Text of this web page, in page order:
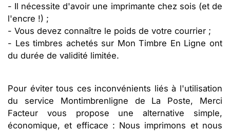
- Il nécessite d'avoir une imprimante chez sois (et de
l'encre !) ;
- Vous devez connaître le poids de votre courrier ;
- Les timbres achetés sur Mon Timbre En Ligne ont
du durée de validité limitée.
Pour éviter tous ces inconvénients liés à l'utilisation
du service Montimbrenligne de La Poste, Merci
Facteur vous propose une alternative simple,
économique, et efficace : Nous imprimons et nous